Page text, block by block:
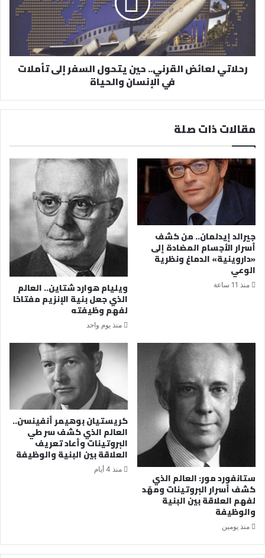
رحلاتي لعائض القرني.. حين يتحول السفر إلى تأملات
في الإنسان والحياة
مقالات ذات صلة
جيرالد إيدلمان.. من كشف
أسرار الأجسام المضادة إلى
«داروينية» الدماغ ونظرية
الوعي
منذ 11 ساعة ويليام هوارد شتاين.. العالم
الذي جعل بنية الإنزيم مفتاحًا
لفهم وظيفته
منذ يوم واحد
ستانفورد مور: العالم الذي
كشف أسرار البروتينات ومهّد
لفهم العلاقة بين البنية
والوظيفة
منذ يومين
كريستيان بوهيمر أنفينسن..
العالم الذي كشف سر طي
البروتينات وأعاد تعريف
العلاقة بين البنية والوظيفة
منذ 4 أيام